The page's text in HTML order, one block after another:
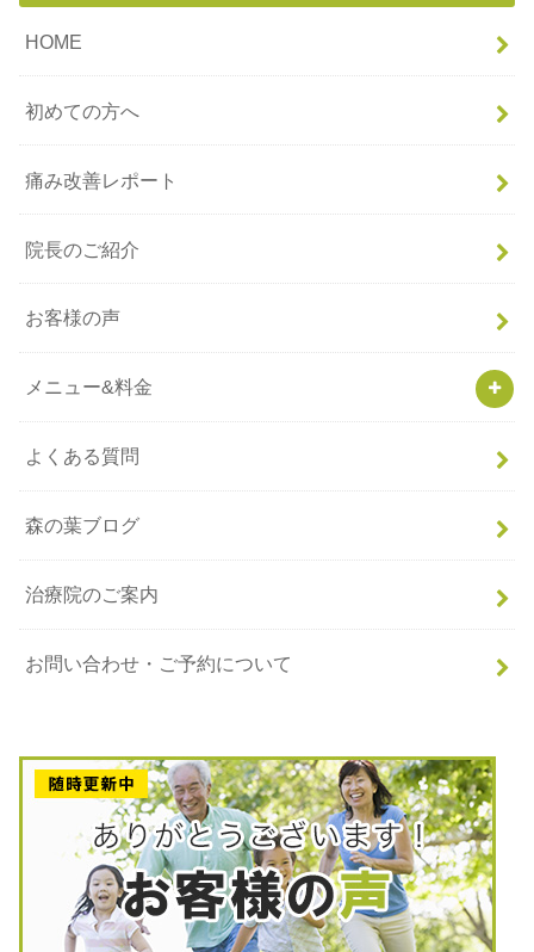
HOME
初めての方へ
痛み改善レポート
院長のご紹介
お客様の声
メニュー&料金
よくある質問
森の葉ブログ
治療院のご案内
お問い合わせ・ご予約について